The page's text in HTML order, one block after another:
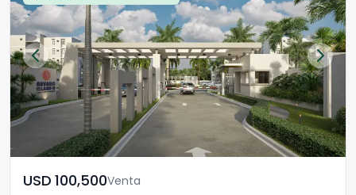
USD	100,500Venta